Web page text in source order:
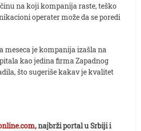
na koji kompanija raste, teško
operater može da se poredi
meseca je kompanija izašla na
kao jedina firma Zapadnog
što sugeriše kakav je kvalitet
najbrži portal u Srbiji i